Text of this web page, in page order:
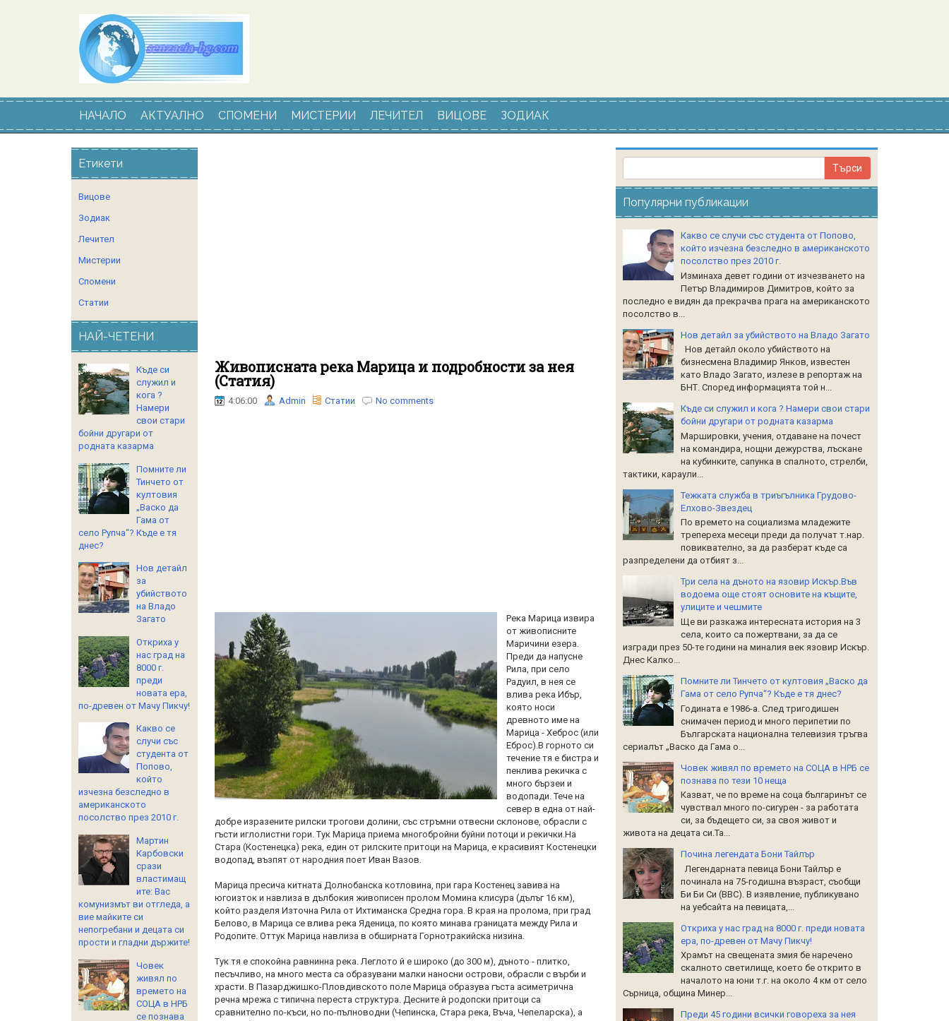
НАЧАЛО АКТУАЛНО СПОМЕНИ МИСТЕРИИ ЛЕЧИТЕЛ ВИЦОВЕ ЗОДИАК
Живописната река Марица и подробности за нея
(Статия)
4:06:00 Admin Статии No comments
Река Марица извира
от живописните
Маричини езера.
Преди да напусне
Рила, при село
Радуил, в нея се
влива река Ибър,
която носи
древното име на
Марица - Хеброс (или
Еброс).В горното си
течение тя е бистра и
пенлива рекичка с
много бързеи и
водопади. Тече на
север в една от най-
добре изразените рилски трогови долини, със стръмни отвесни склонове, обрасли с
гъсти иглолистни гори. Тук Марица приема многобройни буйни потоци и рекички.На
Стара (Костенецка) река, един от рилските притоци на Марица, е красивият Костенецки
водопад, възпят от народния поет Иван Вазов.
Марица пресича китната Долнобанска котловина, при гара Костенец завива на
югоизток и навлиза в дълбокия живописен пролом Момина клисура (дълъг 16 км),
който разделя Източна Рила от Ихтиманска Средна гора. В края на пролома, при град
Белово, в Марица се влива река Яденица, по която минава границата между Рила и
Родопите. Оттук Марица навлиза в обширната Горнотракийска низина.
Тук тя е спокойна равнинна река. Леглото й е широко (до 300 м), дъното - плитко,
песъчливо, на много места са образувани малки наносни острови, обрасли с върби и
храсти. В Пазарджишко-Пловдивското поле Марица образува гъста асиметрична
речна мрежа с типична переста структура. Десните й родопски притоци са
сравнително по-къси, но по-пълноводни (Чепинска, Стара река, Въча, Чепеларска), а
Етикети
Вицове
Зодиак
Лечител
Мистерии
Спомени
Статии
НАЙ-ЧЕТЕНИ
Къде си
служил и
кога ?
Намери
свои стари
бойни другари от
родната казарма
Помните ли
Тинчето от
култовия
„Васко да
Гама от
село Рупча“? Къде е тя
днес?
Нов детайл
за
убийството
на Владо
Загато
Откриха у
нас град на
8000 г.
преди
новата ера,
по-древен от Мачу Пикчу!
Какво се
случи със
студента от
Попово,
който
изчезна безследно в
американското
посолство през 2010 г.
Мартин
Карбовски
срази
властимащ
ите: Вас
комунизмът ви отгледа, а
вие майките си
непогребани и децата си
прости и гладни държите!
Човек
живял по
времето на
СОЦА в НРБ
се познава
Популярни публикации
Какво се случи със студента от Попово,
който изчезна безследно в американското
посолство през 2010 г.
Изминаха девет години от изчезването на
Петър Владимиров Димитров, който за
последно е видян да прекрачва прага на американското
посолство в...
Нов детайл за убийството на Владо Загато
Нов детайл около убийството на
бизнесмена Владимир Янков, известен
като Владо Загато, излезе в репортаж на
БНТ. Според информацията той н...
Къде си служил и кога ? Намери свои стари
бойни другари от родната казарма
Маршировки, учения, отдаване на почест
на командира, нощни дежурства, лъскане
на кубинките, сапунка в спалното, стрелби,
тактики, караули...
Тежката служба в триъгълника Грудово-
Елхово-Звездец
По времето на социализма младежите
трепереха месеци преди да получат т.нар.
повиквателно, за да разберат къде са
разпределени да отбият з...
Три села на дъното на язовир Искър.Във
водоема още стоят основите на къщите,
улиците и чешмите
Ще ви разкажа интересната история на 3
села, които са пожертвани, за да се
изгради през 50-те години на миналия век язовир Искър.
Днес Калко...
Помните ли Тинчето от култовия „Васко да
Гама от село Рупча“? Къде е тя днес?
Годината е 1986-а. След тригодишен
снимачен период и много перипетии по
Българската национална телевизия тръгва
сериалът „Васко да Гама о...
Човек живял по времето на СОЦА в НРБ се
познава по тези 10 неща
Казват, че по време на соца българинът се
чувствал много по-сигурен - за работата
си, за бъдещето си, за своя живот и
живота на децата си.Та...
Почина легендата Бони Тайлър
Легендарната певица Бони Тайлър е
починала на 75-годишна възраст, съобщи
Би Би Си (BBC). В изявление, публикувано
на уебсайта на певицата,...
Откриха у нас град на 8000 г. преди новата
ера, по-древен от Мачу Пикчу!
Храмът на свещената змия бе наречено
скалното светилище, което бе открито в
началото на юни т.г. на около 4 км от село
Сърница, община Минер...
Преди 45 години всички говореха за нея